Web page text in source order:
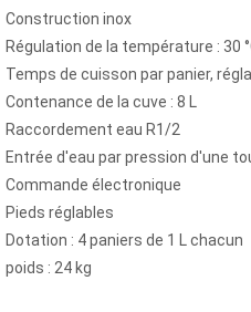
Construction inox
Régulation de la température : 30
Temps de cuisson par panier,
Contenance de la cuve : 8 L
Raccordement eau R1/2
Entrée d'eau par pression d'une
Commande électronique
Pieds réglables
Dotation : 4 paniers de 1 L chacun
poids : 24 kg